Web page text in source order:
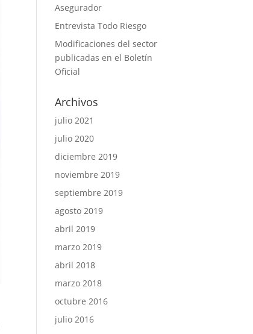
Asegurador
Entrevista Todo Riesgo
Modificaciones del sector
publicadas en el Boletín
Oficial
Archivos
julio 2021
julio 2020
diciembre 2019
noviembre 2019
septiembre 2019
agosto 2019
abril 2019
marzo 2019
abril 2018
marzo 2018
octubre 2016
julio 2016